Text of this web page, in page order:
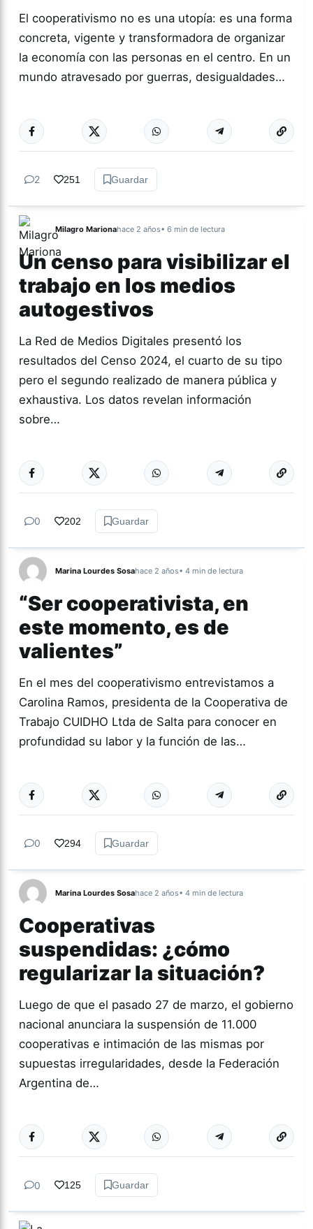
El cooperativismo no es una utopía: es una forma
concreta, vigente y transformadora de organizar
la economía con las personas en el centro. En un
mundo atravesado por guerras, desigualdades…
COOPERATIVAS Más
2 251 Guardar
Milagro Marionahace 2 años• 6 min de lectura
Un censo para visibilizar el
trabajo en los medios
autogestivos
La Red de Medios Digitales presentó los
resultados del Censo 2024, el cuarto de su tipo
pero el segundo realizado de manera pública y
exhaustiva. Los datos revelan información
sobre…
ACTUALIDAD Más
0 202 Guardar
Marina Lourdes Sosahace 2 años• 4 min de lectura
“Ser cooperativista, en
este momento, es de
valientes”
En el mes del cooperativismo entrevistamos a
Carolina Ramos, presidenta de la Cooperativa de
Trabajo CUIDHO Ltda de Salta para conocer en
profundidad su labor y la función de las…
ACTUALIDAD Más
0 294 Guardar
Marina Lourdes Sosahace 2 años• 4 min de lectura
Cooperativas
suspendidas: ¿cómo
regularizar la situación?
Luego de que el pasado 27 de marzo, el gobierno
nacional anunciara la suspensión de 11.000
cooperativas e intimación de las mismas por
supuestas irregularidades, desde la Federación
Argentina de…
ACTUALIDAD Más
0 125 Guardar